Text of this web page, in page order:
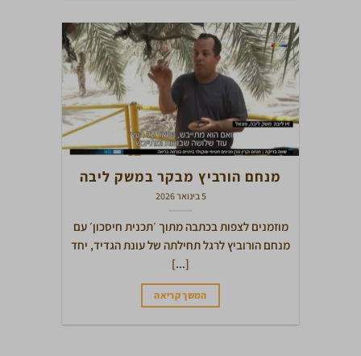
מנחם הורביץ מבקר במשק ליבה
5 בינואר 2026
מוזמנים לצפות בכתבה מתוך ׳תכנית חיסכון׳ עם
מנחם הורוביץ לרגל תחילתה של עונת הגדיד, יחד
[...]
המשך קריאה